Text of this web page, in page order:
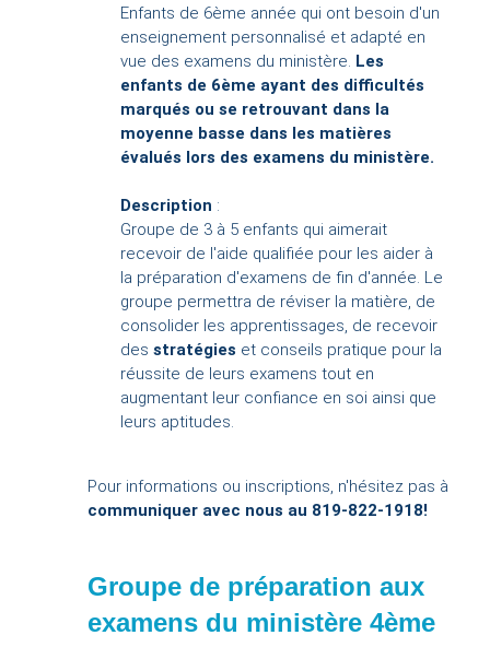
Enfants de 6ème année qui ont besoin d'un
enseignement personnalisé et adapté en
vue des examens du ministère. Les
enfants de 6ème ayant des difficultés
marqués ou se retrouvant dans la
moyenne basse dans les matières
évalués lors des examens du ministère.
Description :
Groupe de 3 à 5 enfants qui aimerait
recevoir de l'aide qualifiée pour les aider à
la préparation d'examens de fin d'année. Le
groupe permettra de réviser la matière, de
consolider les apprentissages, de recevoir
des stratégies et conseils pratique pour la
réussite de leurs examens tout en
augmentant leur confiance en soi ainsi que
leurs aptitudes.
Pour informations ou inscriptions, n'hésitez pas à
communiquer avec nous au 819-822-1918!
Groupe de préparation aux
examens du ministère 4ème